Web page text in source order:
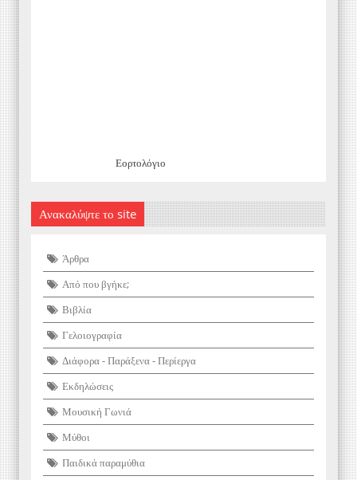
Εορτολόγιο
Ανακαλύψτε το site
Άρθρα
Από που βγήκε;
Βιβλία
Γελοιογραφία
Διάφορα - Παράξενα - Περίεργα
Εκδηλώσεις
Μουσική Γωνιά
Μύθοι
Παιδικά παραμύθια